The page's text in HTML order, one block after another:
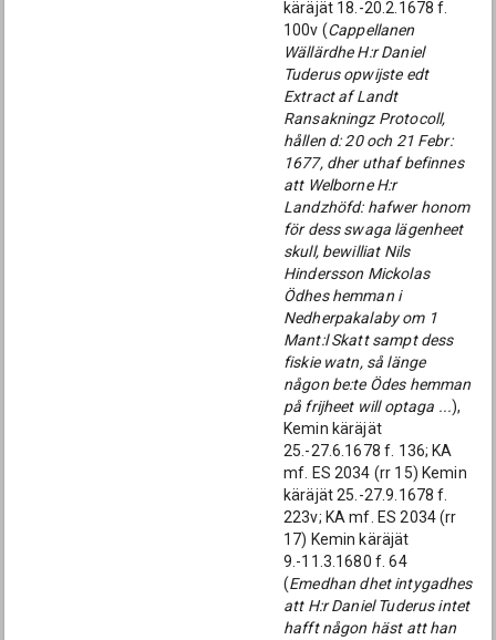
käräjät 18.-20.2.1678 f.
100v (Cappellanen
Wällärdhe H:r Daniel
Tuderus opwijste edt
Extract af Landt
Ransakningz Protocoll,
hållen d: 20 och 21 Febr:
1677, dher uthaf befinnes
att Welborne H:r
Landzhöfd: hafwer honom
för dess swaga lägenheet
skull, bewilliat Nils
Hindersson Mickolas
Ödhes hemman i
Nedherpakalaby om 1
Mant:l Skatt sampt dess
fiskie watn, så länge
någon be:te Ödes hemman
på frijheet will optaga ...),
Kemin käräjät
25.-27.6.1678 f. 136; KA
mf. ES 2034 (rr 15) Kemin
käräjät 25.-27.9.1678 f.
223v; KA mf. ES 2034 (rr
17) Kemin käräjät
9.-11.3.1680 f. 64
(Emedhan dhet intygadhes
att H:r Daniel Tuderus intet
hafft någon häst att han